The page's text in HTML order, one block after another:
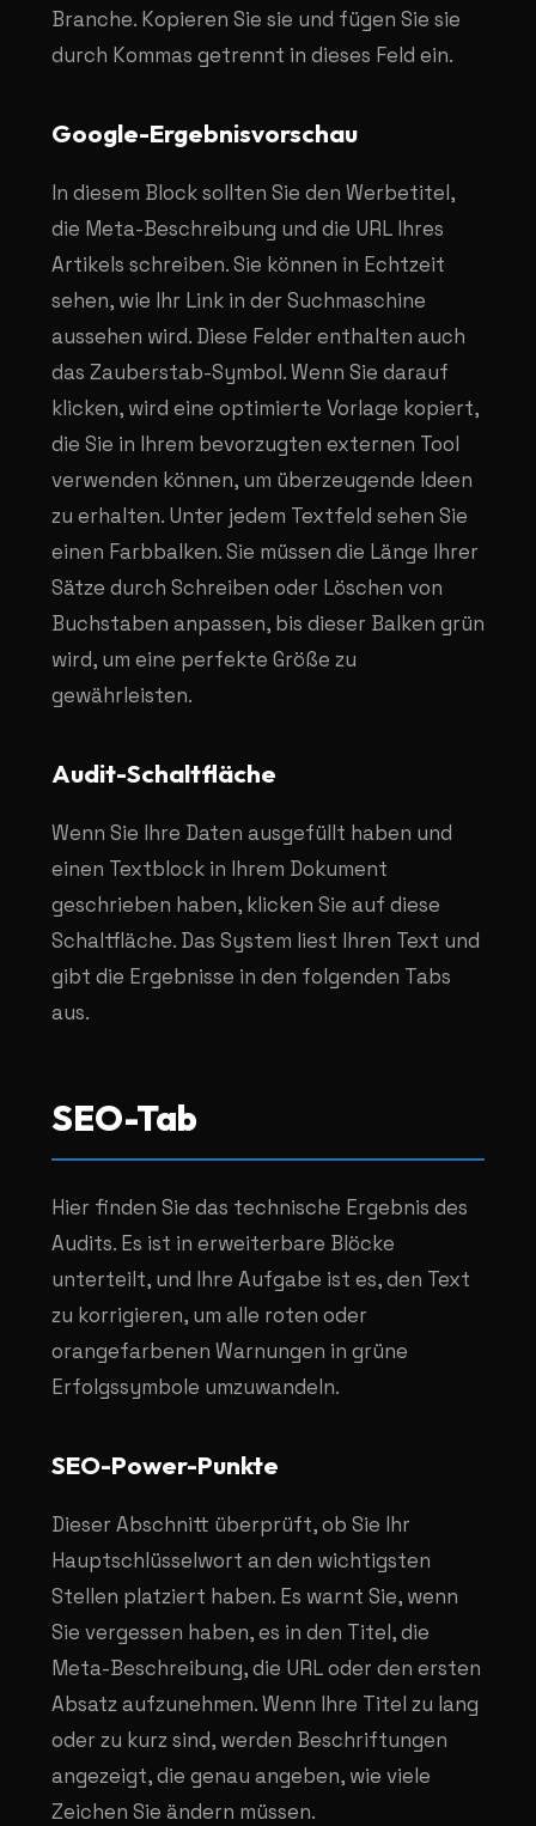
Branche. Kopieren Sie sie und fügen Sie sie
durch Kommas getrennt in dieses Feld ein.
Google-Ergebnisvorschau
In diesem Block sollten Sie den Werbetitel,
die Meta-Beschreibung und die URL Ihres
Artikels schreiben. Sie können in Echtzeit
sehen, wie Ihr Link in der Suchmaschine
aussehen wird. Diese Felder enthalten auch
das Zauberstab-Symbol. Wenn Sie darauf
klicken, wird eine optimierte Vorlage kopiert,
die Sie in Ihrem bevorzugten externen Tool
verwenden können, um überzeugende Ideen
zu erhalten. Unter jedem Textfeld sehen Sie
einen Farbbalken. Sie müssen die Länge Ihrer
Sätze durch Schreiben oder Löschen von
Buchstaben anpassen, bis dieser Balken grün
wird, um eine perfekte Größe zu
gewährleisten.
Audit-Schaltfläche
Wenn Sie Ihre Daten ausgefüllt haben und
einen Textblock in Ihrem Dokument
geschrieben haben, klicken Sie auf diese
Schaltfläche. Das System liest Ihren Text und
gibt die Ergebnisse in den folgenden Tabs
aus.
SEO-Tab
Hier finden Sie das technische Ergebnis des
Audits. Es ist in erweiterbare Blöcke
unterteilt, und Ihre Aufgabe ist es, den Text
zu korrigieren, um alle roten oder
orangefarbenen Warnungen in grüne
Erfolgssymbole umzuwandeln.
SEO-Power-Punkte
Dieser Abschnitt überprüft, ob Sie Ihr
Hauptschlüsselwort an den wichtigsten
Stellen platziert haben. Es warnt Sie, wenn
Sie vergessen haben, es in den Titel, die
Meta-Beschreibung, die URL oder den ersten
Absatz aufzunehmen. Wenn Ihre Titel zu lang
oder zu kurz sind, werden Beschriftungen
angezeigt, die genau angeben, wie viele
Zeichen Sie ändern müssen.